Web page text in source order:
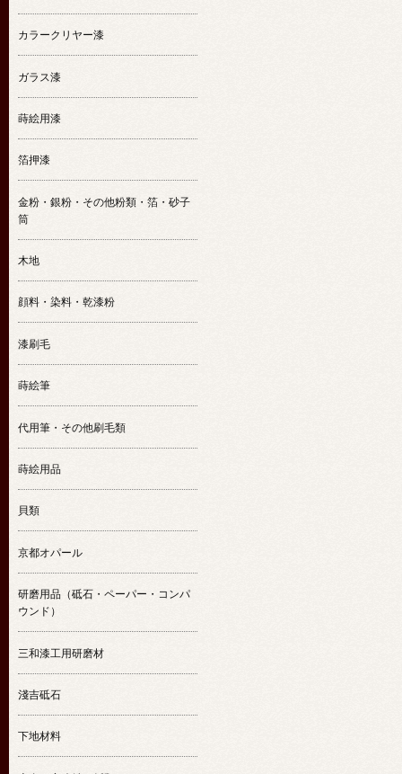
カラークリヤー漆
ガラス漆
蒔絵用漆
箔押漆
金粉・銀粉・その他粉類・箔・砂子
筒
木地
顔料・染料・乾漆粉
漆刷毛
蒔絵筆
代用筆・その他刷毛類
蒔絵用品
貝類
京都オパール
研磨用品（砥石・ペーパー・コンパ
ウンド）
三和漆工用研磨材
淺吉砥石
下地材料